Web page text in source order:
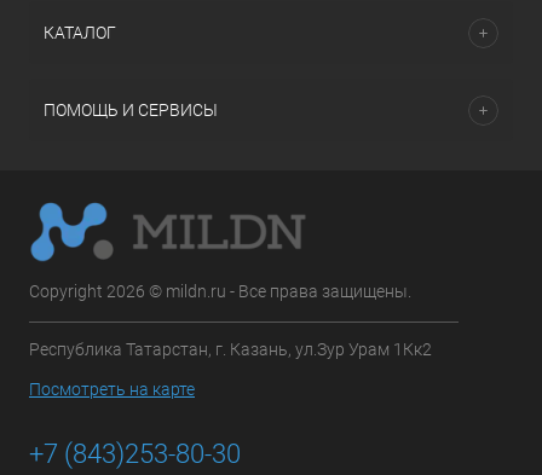
КАТАЛОГ
ПОМОЩЬ И СЕРВИСЫ
Copyright 2026 © mildn.ru - Все права защищены.
Республика Татарстан, г. Казань, ул.Зур Урам 1Кк2
Посмотреть на карте
+7 (843)253-80-30